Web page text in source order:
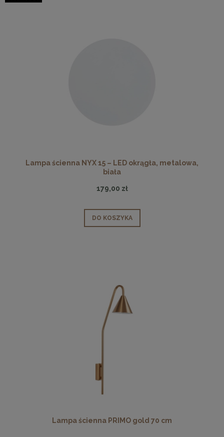
Lampa ścienna NYX 15 – LED okrągła, metalowa,
biała
179,00 zł
DO KOSZYKA
Lampa ścienna PRIMO gold 70 cm